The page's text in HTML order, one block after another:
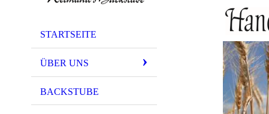
STARTSEITE
ÜBER UNS
BACKSTUBE